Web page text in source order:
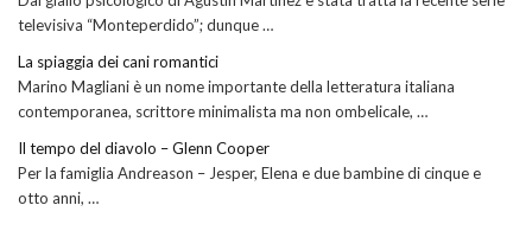
televisiva “Monteperdido”; dunque …
La spiaggia dei cani romantici
Marino Magliani è un nome importante della letteratura italiana
contemporanea, scrittore minimalista ma non ombelicale, …
Il tempo del diavolo – Glenn Cooper
Per la famiglia Andreason – Jesper, Elena e due bambine di cinque e
otto anni, …